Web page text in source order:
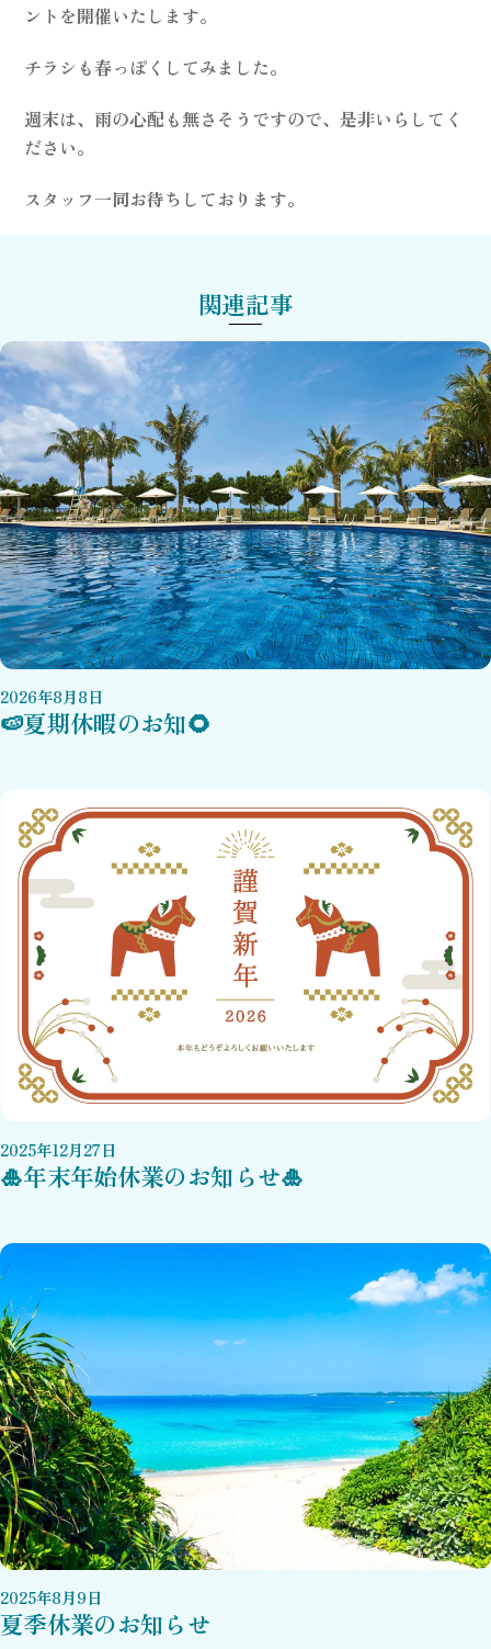
ントを開催いたします。
チラシも春っぽくしてみました。
週末は、雨の心配も無さそうですので、是非いらしてく
ださい。
スタッフ一同お待ちしております。
関連記事
2026年8月8日
🍉夏期休暇のお知🌻
2025年12月27日
🎍年末年始休業のお知らせ🎍
2025年8月9日
夏季休業のお知らせ